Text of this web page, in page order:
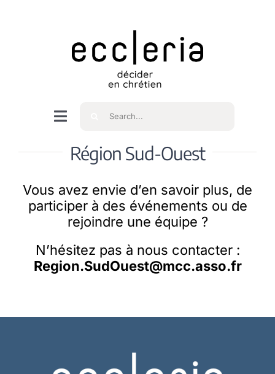
Navigation
bascule
Accueil
Qui sommes nous ?
Intéressés
Spiritualité
Membres
Rechercher
Région Sud-Ouest
Vous avez envie d’en savoir plus, de
participer à des événements ou de
rejoindre une équipe ?
N’hésitez pas à nous contacter :
Region.SudOuest@mcc.asso.fr